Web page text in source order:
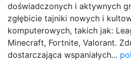
doświadczonych i aktywnych
zgłębicie tajniki nowych i
komputerowych, takich jak:
Minecraft, Fortnite, Valorant.
dostarczająca wspaniałych...